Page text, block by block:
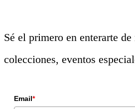
Sé el primero en enterarte de
colecciones, eventos
Email*